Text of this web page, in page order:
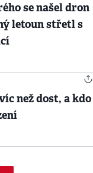
se našel dron
letoun střetl s
než dost, a kdo